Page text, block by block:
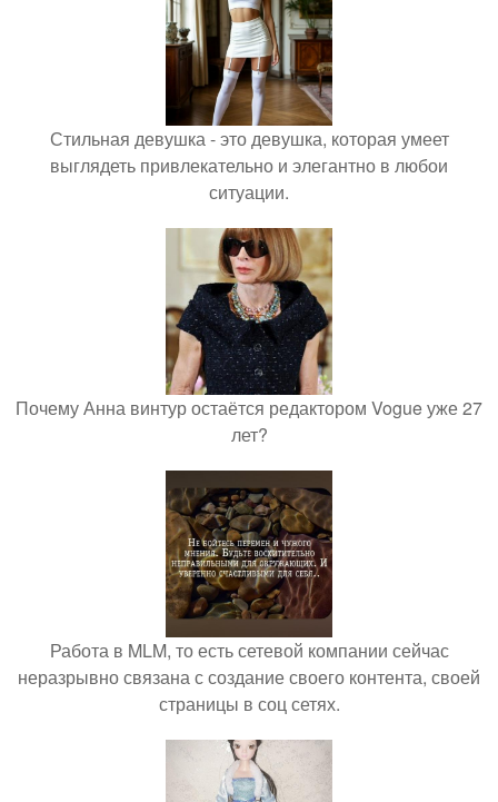
Стильная девушка - это девушка, которая умеет
выглядеть привлекательно и элегантно в любои
ситуации.
Почему Анна винтур остаётся редактором Vogue уже 27
лет?
Работа в MLM, то есть сетевой компании сейчас
неразрывно связана с создание своего контента, своей
страницы в соц сетях.